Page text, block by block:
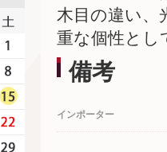
木目の違い、
重な個性とし
備考
インポーター